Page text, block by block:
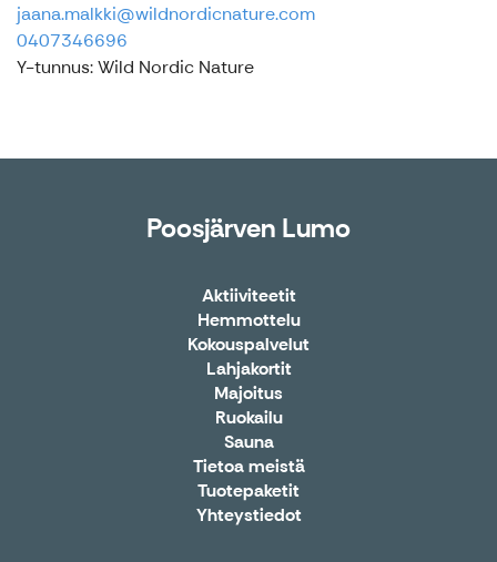
jaana.malkki@wildnordicnature.com
0407346696
Y-tunnus: Wild Nordic Nature
Poosjärven Lumo
Aktiiviteetit
Hemmottelu
Kokouspalvelut
Lahjakortit
Majoitus
Ruokailu
Sauna
Tietoa meistä
Tuotepaketit
Yhteystiedot